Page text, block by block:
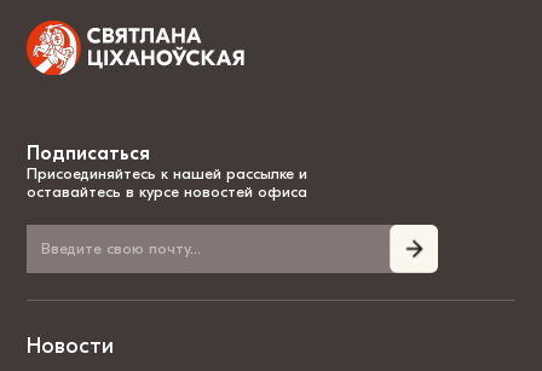
Подписаться
Присоединяйтесь к нашей рассылке и
оставайтесь в курсе новостей офиса
Новости